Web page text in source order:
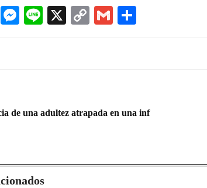
Telegram
Messenger
LineX
CopyGmail
de una adultez atrapada en una inf